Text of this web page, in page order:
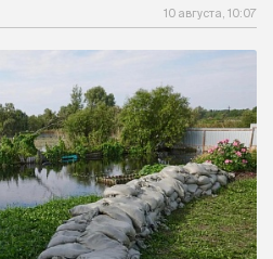
10 августа, 10:07